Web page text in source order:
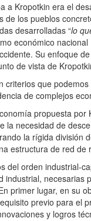
a Kropotkin era el
de los pueblos
desarrolladas “lo
económico
Su enfoque
de vista de
criterios que
de complejos
propuesta
la necesidad de
la rígida división
estructura de red
del orden industrial-
industrial, necesarias
primer lugar, en su
previo para el
y logros